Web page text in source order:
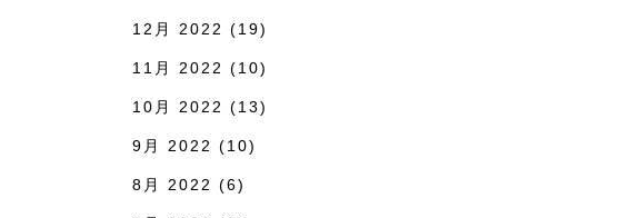
12月 2022 (19)
11月 2022 (10)
10月 2022 (13)
9月 2022 (10)
8月 2022 (6)